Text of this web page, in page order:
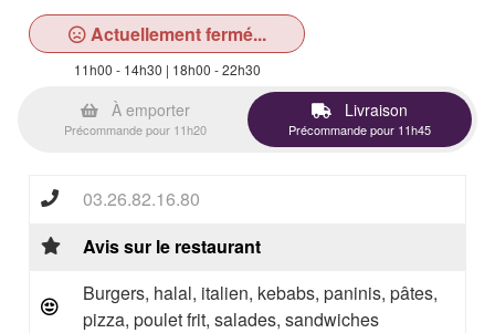
Actuellement fermé...
11h00 - 14h30 | 18h00 - 22h30
À emporter
Précommande pour 11h20
Livraison
Précommande pour 11h45
03.26.82.16.80
Avis sur le restaurant
Burgers, halal, italien, kebabs, paninis, pâtes,
pizza, poulet frit, salades, sandwiches